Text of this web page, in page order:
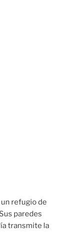
un refugio de
paredes
transmite la